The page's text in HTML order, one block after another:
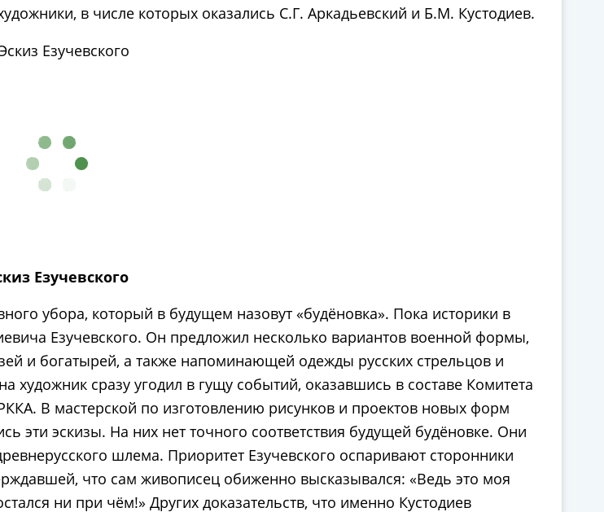
в числе которых оказались С.Г. Аркадьевский и Б.М. Кустодиев.
Езучевского
убора, который в будущем назовут «будёновка». Пока историки в
Езучевского. Он предложил несколько вариантов военной формы,
и богатырей, а также напоминающей одежды русских стрельцов и
художник сразу угодил в гущу событий, оказавшись в составе Комитета
В мастерской по изготовлению рисунков и проектов новых форм
эти эскизы. На них нет точного соответствия будущей будёновке. Они
шлема. Приоритет Езучевского оспаривают сторонники
что сам живописец обиженно высказывался: «Ведь это моя
ни при чём!» Других доказательств, что именно Кустодиев